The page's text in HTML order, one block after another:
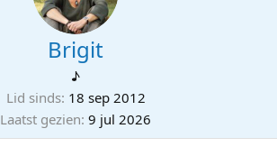
Brigit
♪
Lid sinds 18 sep 2012
Laatst gezien 9 jul 2026